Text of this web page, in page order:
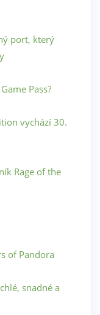
port, který
Pass?
vychází 30.
Rage of the
of Pandora
snadné a